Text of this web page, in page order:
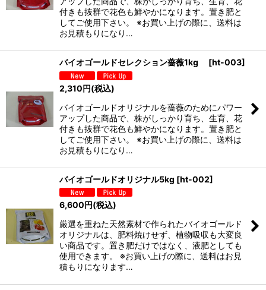
付きも抜群で花色も鮮やかになります。置き肥と
してご使用下さい。 ※お買い上げの際に、送料は
お見積もりになり…
バイオゴールドセレクション薔薇1kg [ht-003]
2,310円(税込)
バイオゴールドオリジナルを薔薇のためにパワー
アップした商品で、株がしっかり育ち、生育、花
付きも抜群で花色も鮮やかになります。置き肥と
してご使用下さい。 ※お買い上げの際に、送料は
お見積もりになり…
バイオゴールドオリジナル5kg [ht-002]
6,600円(税込)
厳選を重ねた天然素材で作られたバイオゴールド
オリジナルは、肥料焼けせず、植物吸収も大変良
い商品です。置き肥だけではなく、液肥としても
使用できます。 ※お買い上げの際に、送料はお見
積もりになります…